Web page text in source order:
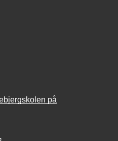
på